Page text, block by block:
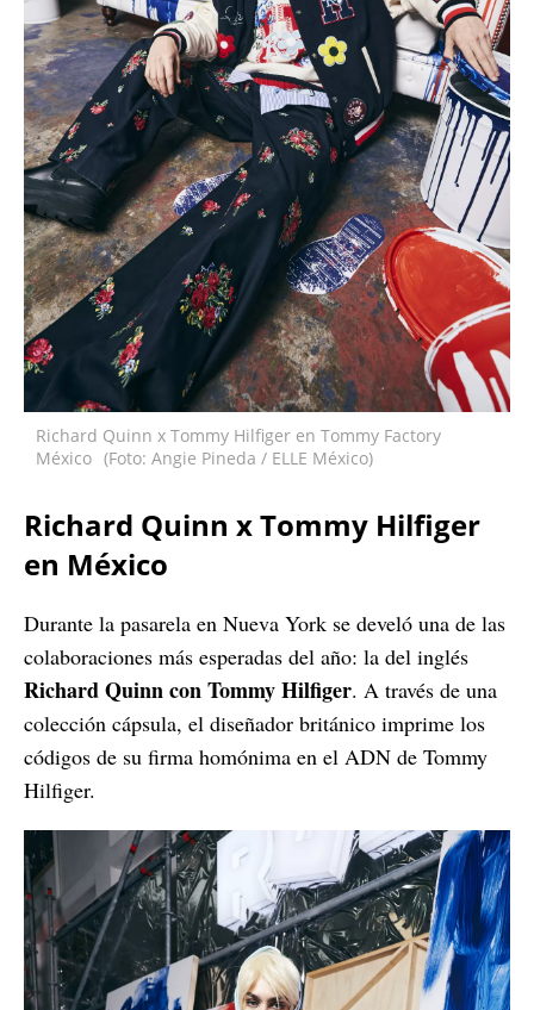
Richard Quinn x Tommy Hilfiger en Tommy Factory
México (Foto: Angie Pineda / ELLE México)
Richard Quinn x Tommy Hilfiger
en México
Durante la pasarela en Nueva York se develó una de las
colaboraciones más esperadas del año: la del inglés
Richard Quinn con Tommy Hilfiger. A través de una
colección cápsula, el diseñador británico imprime los
códigos de su firma homónima en el ADN de Tommy
Hilfiger.